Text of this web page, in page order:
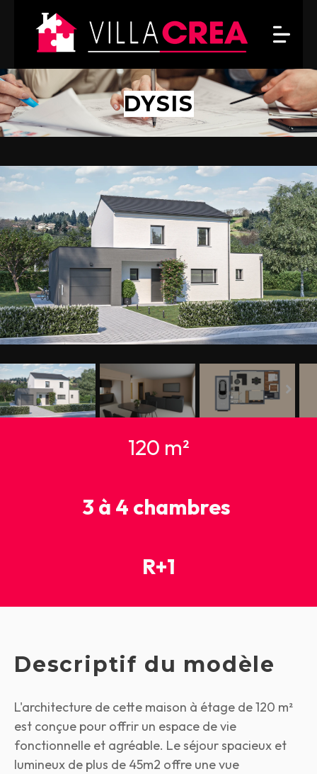
DYSIS
120 m²
3 à 4 chambres
R+1
Descriptif du modèle
L'architecture de cette maison à étage de 120 m²
est conçue pour offrir un espace de vie
fonctionnelle et agréable. Le séjour spacieux et
lumineux de plus de 45m2 offre une vue